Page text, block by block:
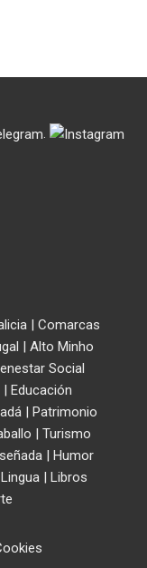
.
| Comarcas
| Alto Minho
Social
| Educación
| Patrimonio
| Turismo
| Humor
Lingua| Libros